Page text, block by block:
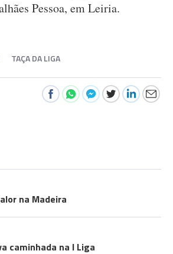
Pessoa, em Leiria.
TAÇA DA LIGA
na Madeira
caminhada na I Liga